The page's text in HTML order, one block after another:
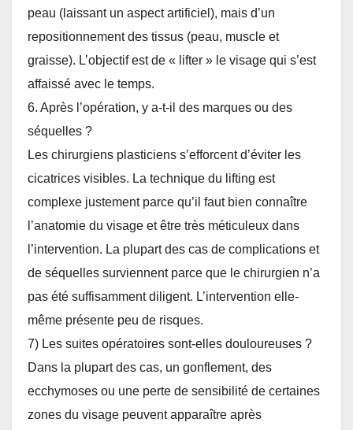
peau (laissant un aspect artificiel), mais d’un
repositionnement des tissus (peau, muscle et
graisse). L’objectif est de « lifter » le visage qui s’est
affaissé avec le temps.
6. Après l’opération, y a-t-il des marques ou des
séquelles ?
Les chirurgiens plasticiens s’efforcent d’éviter les
cicatrices visibles. La technique du lifting est
complexe justement parce qu’il faut bien connaître
l’anatomie du visage et être très méticuleux dans
l’intervention. La plupart des cas de complications et
de séquelles surviennent parce que le chirurgien n’a
pas été suffisamment diligent. L’intervention elle-
même présente peu de risques.
7) Les suites opératoires sont-elles douloureuses ?
Dans la plupart des cas, un gonflement, des
ecchymoses ou une perte de sensibilité de certaines
zones du visage peuvent apparaître après